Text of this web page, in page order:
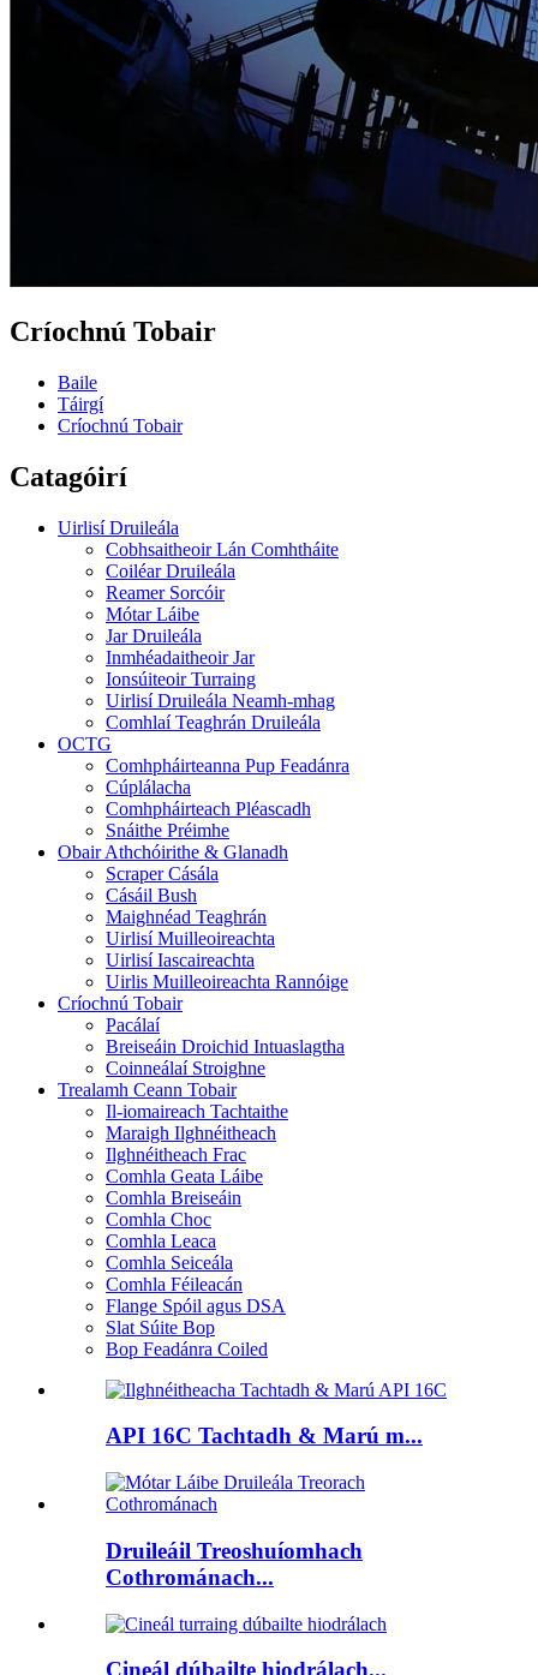
Críochnú Tobair
Baile
Táirgí
Críochnú Tobair
Catagóirí
Uirlisí Druileála
Cobhsaitheoir Lán Comhtháite
Coiléar Druileála
Reamer Sorcóir
Mótar Láibe
Jar Druileála
Inmhéadaitheoir Jar
Ionsúiteoir Turraing
Uirlisí Druileála Neamh-mhag
Comhlaí Teaghrán Druileála
OCTG
Comhpháirteanna Pup Feadánra
Cúplálacha
Comhpháirteach Pléascadh
Snáithe Préimhe
Obair Athchóirithe & Glanadh
Scraper Cásála
Cásáil Bush
Maighnéad Teaghrán
Uirlisí Muilleoireachta
Uirlisí Iascaireachta
Uirlis Muilleoireachta Rannóige
Críochnú Tobair
Pacálaí
Breiseáin Droichid Intuaslagtha
Coinneálaí Stroighne
Trealamh Ceann Tobair
Il-iomaireach Tachtaithe
Maraigh Ilghnéitheach
Ilghnéitheach Frac
Comhla Geata Láibe
Comhla Breiseáin
Comhla Choc
Comhla Leaca
Comhla Seiceála
Comhla Féileacán
Flange Spóil agus DSA
Slat Súite Bop
Bop Feadánra Coiled
API 16C Tachtadh & Marú m...
Druileáil Treoshuíomhach
Cothrománach...
Cineál dúbailte hiodrálach...